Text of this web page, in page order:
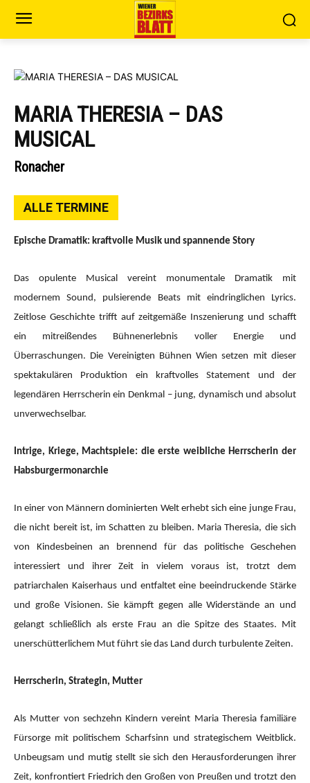
MARIA THERESIA – DAS
MUSICAL
Ronacher
ALLE TERMINE
Epische Dramatik: kraftvolle Musik und spannende Story
Das opulente Musical vereint monumentale Dramatik mit
modernem Sound, pulsierende Beats mit eindringlichen Lyrics.
Zeitlose Geschichte trifft auf zeitgemäße Inszenierung und schafft
ein mitreißendes Bühnenerlebnis voller Energie und
Überraschungen. Die Vereinigten Bühnen Wien setzen mit dieser
spektakulären Produktion ein kraftvolles Statement und der
legendären Herrscherin ein Denkmal – jung, dynamisch und absolut
unverwechselbar.
Intrige, Kriege, Machtspiele: die erste weibliche Herrscherin der
Habsburgermonarchie
In einer von Männern dominierten Welt erhebt sich eine junge Frau,
die nicht bereit ist, im Schatten zu bleiben. Maria Theresia, die sich
von Kindesbeinen an brennend für das politische Geschehen
interessiert und ihrer Zeit in vielem voraus ist, trotzt dem
patriarchalen Kaiserhaus und entfaltet eine beeindruckende Stärke
und große Visionen. Sie kämpft gegen alle Widerstände an und
gelangt schließlich als erste Frau an die Spitze des Staates. Mit
unerschütterlichem Mut führt sie das Land durch turbulente Zeiten.
Herrscherin, Strategin, Mutter
Als Mutter von sechzehn Kindern vereint Maria Theresia familiäre
Fürsorge mit politischem Scharfsinn und strategischem Weitblick.
Unbeugsam und mutig stellt sie sich den Herausforderungen ihrer
Zeit, konfrontiert Friedrich den Großen von Preußen und trotzt den